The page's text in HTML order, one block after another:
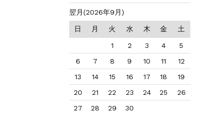
翌月(2026年9月)
日 月 火 水 木 金 土
1 2 3 4
5
6
7 8 9 10 11
12
13
14 15 16 17 18
19
20
21 22 23 24 25
26
27
28 29 30